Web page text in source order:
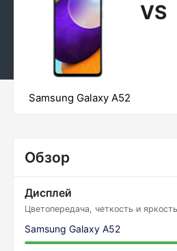
VS
Samsung Galaxy A52
Обзор
Дисплей
Цветопередача, четкость и
Samsung Galaxy A52